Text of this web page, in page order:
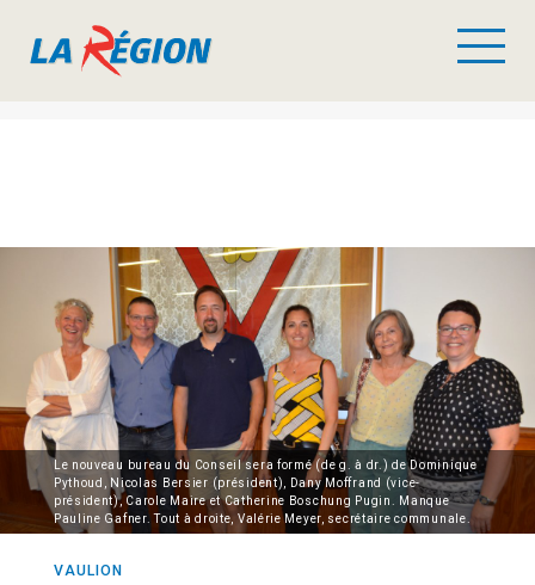
Le nouveau bureau du Conseil sera formé (de g. à dr.) de Dominique
Pythoud, Nicolas Bersier (président), Dany Moffrand (vice-
président), Carole Maire et Catherine Boschung Pugin. Manque
Pauline Gafner. Tout à droite, Valérie Meyer, secrétaire communale.
VAULION